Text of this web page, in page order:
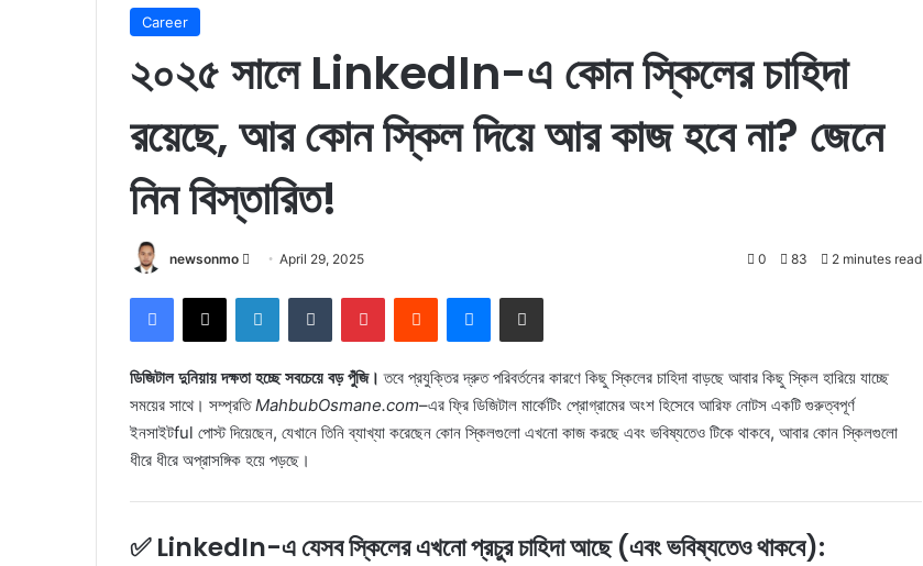
Career
২০২৫ সালে LinkedIn-এ কোন স্কিলের চাহিদা
রয়েছে, আর কোন স্কিল দিয়ে আর কাজ হবে না? জেনে
নিন বিস্তারিত!
newsonmo
Send
email
April 29, 2025 0 83 2 minutes read
Facebook
X LinkedInTumblr PinterestReddit Messenger
Share via Email
ডিজিটাল দুনিয়ায় দক্ষতা হচ্ছে সবচেয়ে বড় পুঁজি। তবে প্রযুক্তির দ্রুত পরিবর্তনের কারণে কিছু স্কিলের চাহিদা বাড়ছে আবার কিছু স্কিল হারিয়ে যাচ্ছে
সময়ের সাথে। সম্প্রতিMahbubOsmane.com–এর ফ্রি ডিজিটাল মার্কেটিং প্রোগ্রামের অংশ হিসেবে আরিফ নোটস একটি গুরুত্বপূর্ণ
ইনসাইটful পোস্ট দিয়েছেন, যেখানে তিনি ব্যাখ্যা করেছেন কোন স্কিলগুলো এখনো কাজ করছে এবং ভবিষ্যতেও টিকে থাকবে, আবার কোন স্কিলগুলো
ধীরে ধীরে অপ্রাসঙ্গিক হয়ে পড়ছে।
✅ LinkedIn-এ যেসব স্কিলের এখনো প্রচুর চাহিদা আছে (এবং ভবিষ্যতেও থাকবে):